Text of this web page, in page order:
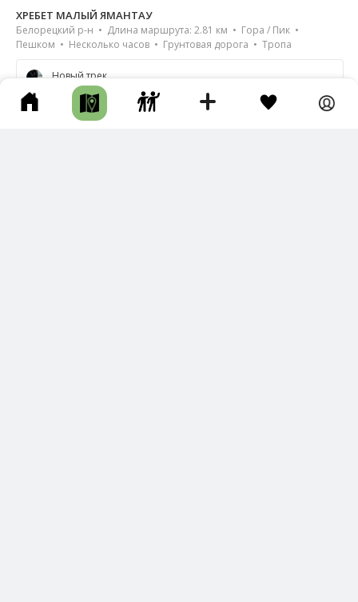
ХРЕБЕТ МАЛЫЙ ЯМАНТАУ
Белорецкий р-н • Длина маршрута: 2.81 км • Гора / Пик •
Пешком • Несколько часов • Грунтовая дорога • Тропа
Новый трек